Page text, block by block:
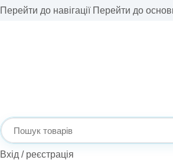
Перейти до навігації Перейти до
Вхід / реєстрація